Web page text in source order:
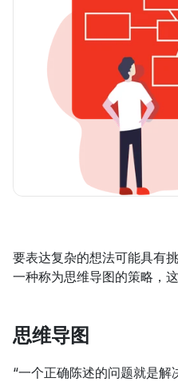
要表达复杂的想法可能具有
一种称为思维导图的策略，
思维导图
“一个正确陈述的问题就是解